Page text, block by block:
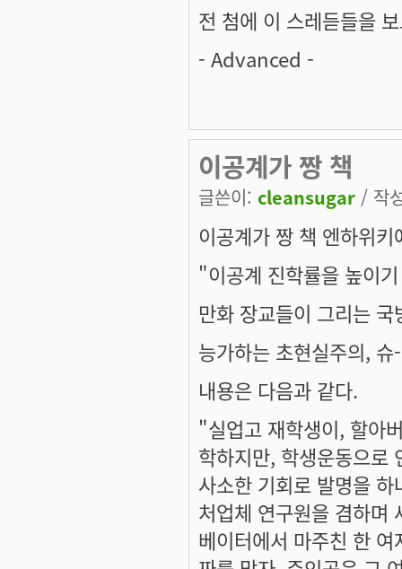
전 첨에 이 스레듣들을
- Advanced -
이공계가 짱 책
글쓴이: cleansugar / 작
이공계가 짱 책 엔하위
"이공계 진학률을 높이
만화 장교들이 그리는
능가하는 초현실주의, 슈
내용은 다음과 같다.
"실업고 재학생이, 할아
학하지만, 학생운동으로
사소한 기회로 발명을
처업체 연구원을 겸하며
베이터에서 마주친 한